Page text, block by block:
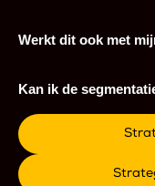
Werkt dit ook met
Kan ik de